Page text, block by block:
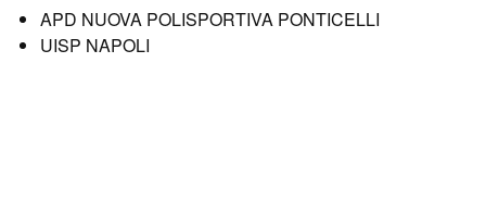
APD NUOVA POLISPORTIVA PONTICELLI
UISP NAPOLI